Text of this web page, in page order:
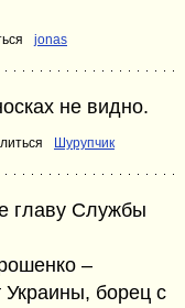
jonas
не видно.
Шурупчик
главу Службы
–
Украины, борец с